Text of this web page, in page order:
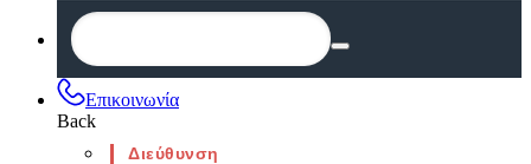
Επικοινωνία
Back
Διεύθυνση